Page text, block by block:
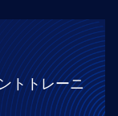
トトレーニ